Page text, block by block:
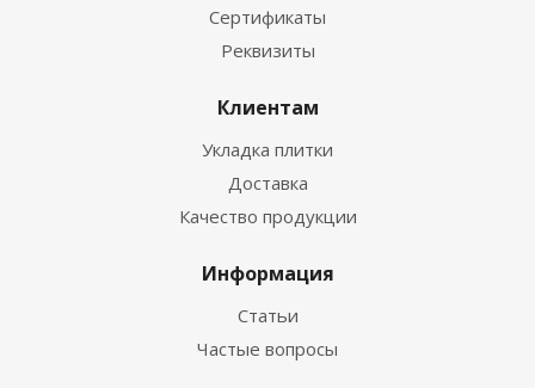
Сертификаты
Реквизиты
Клиентам
Укладка плитки
Доставка
Качество продукции
Информация
Статьи
Частые вопросы